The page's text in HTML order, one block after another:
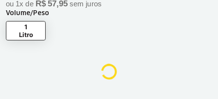
ou 1x de R$ 57,95 sem juros
Volume/Peso
1
Litro